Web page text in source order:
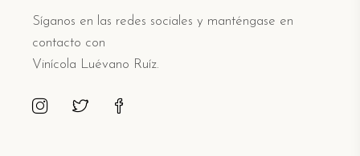
Síganos en las redes sociales y manténgase en
contacto con
Vinícola Luévano Ruíz.